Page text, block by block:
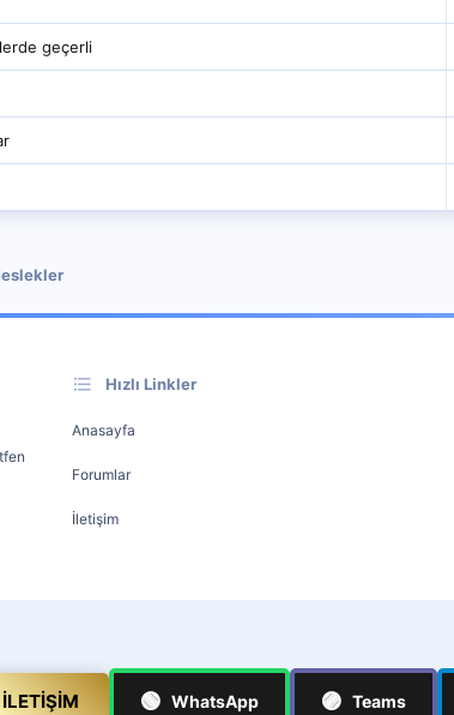
geçerli
Hızlı Linkler
Anasayfa
Forumlar
İletişim
🟢 WhatsApp 🟣 Teams